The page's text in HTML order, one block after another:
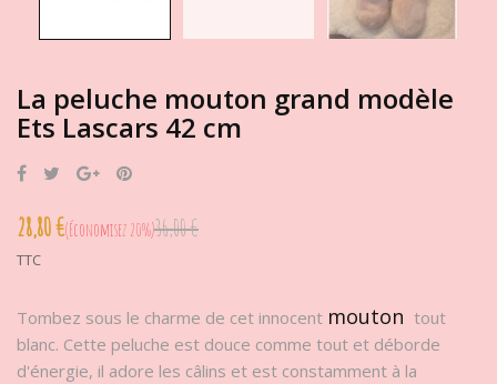
La peluche mouton grand modèle
Ets Lascars 42 cm
PartagerTweet Google+
28,80 € Économisez 20%36,00 €
TTC
Tombez sous le charme de cet innocent mouton tout
blanc. Cette peluche est douce comme tout et déborde
d'énergie, il adore les câlins et est constamment à la